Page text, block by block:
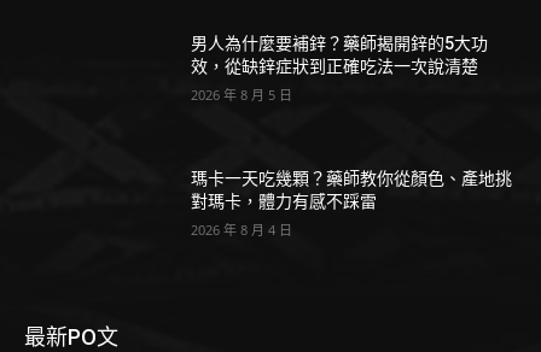
男人為什麼要補鋅？藥師揭開鋅的5大功
效，從缺鋅症狀到正確吃法一次說清楚
2026 年 8 月 5 日
瑪卡一天吃幾顆？藥師教你從顏色、產地挑
對瑪卡，體力有感不踩雷
2026 年 8 月 4 日
最新PO文